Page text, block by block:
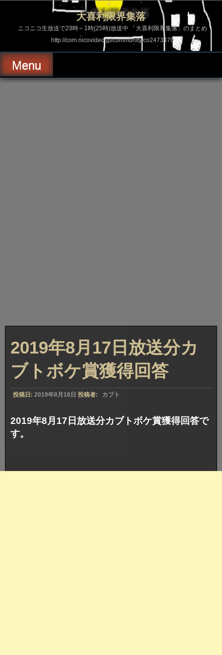
ス
ッ
プ
大喜利限界集落
ニコニコ生放送で23時～1時(25時)放送中 「大喜利限界集落」のまとめ
http://com.nicovideo.jp/community/co2473470
Menu
2019年8月17日放送分カ
ブトボケ賞獲得回答
投稿日: 2019年8月18日 投稿者: カブト
2019年8月17日放送分カブトボケ賞獲得回答で
す。